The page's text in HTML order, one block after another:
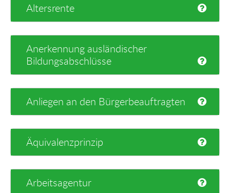
Altersrente
Anerkennung ausländischer
Bildungsabschlüsse
Anliegen an den Bürgerbeauftragten
Äquivalenzprinzip
Arbeitsagentur